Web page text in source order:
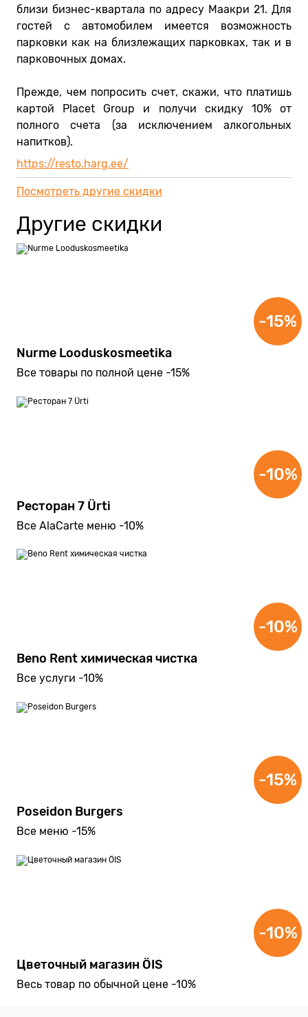
близи бизнес-квартала по адресу Маакри 21. Для
гостей с автомобилем имеется возможность
парковки как на близлежащих парковках, так и в
парковочных домах.
Прежде, чем попросить счет, скажи, что платишь
картой Placet Group и получи скидку 10% от
полного счета (за исключением алкогольных
напитков).
https://resto.harg.ee/
Посмотреть другие скидки
Другие скидки
Nurme Looduskosmeetika
Все товары по полной цене -15%
-15%
Ресторан 7 Ürti
Все AlaCarte меню -10%
-10%
Beno Rent химическая чистка
Все услуги -10%
-10%
Poseidon Burgers
Все меню -15%
-15%
Цветочный магазин ÖIS
Весь товар по обычной цене -10%
-10%